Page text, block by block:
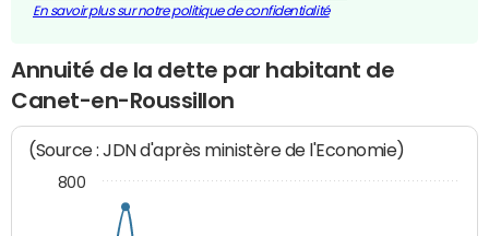
En savoir plus sur notre politique de confidentialité
Annuité de la dette par habitant de
Canet-en-Roussillon
(Source : JDN d'après ministère de l'Economie)
800